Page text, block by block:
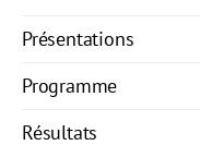
Présentations
Programme
Résultats